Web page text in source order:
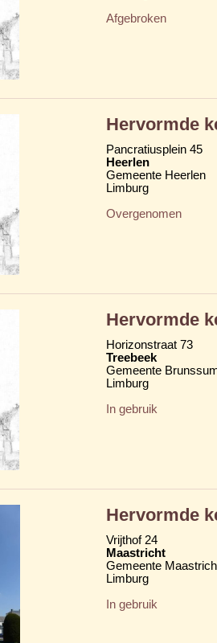
Afgebroken
Hervormde
Pancratiusplein 45
Heerlen
Gemeente Heerlen
Limburg
Overgenomen
Hervormde
Horizonstraat 73
Treebeek
Gemeente
Limburg
In gebruik
Hervormde
Vrijthof 24
Maastricht
Gemeente
Limburg
In gebruik